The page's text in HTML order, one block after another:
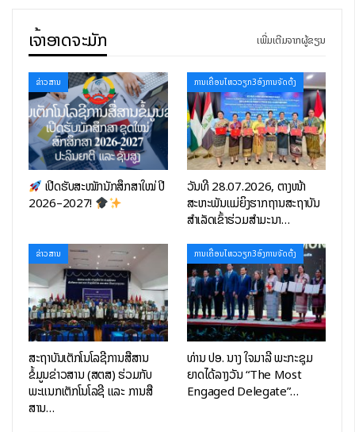
ແລະ ເປັນຂົວຕໍ່ທີ່ສຳຄັນໃນການຖ່າຍທອດຄວາມຮູ້, ບົ່ມສ້າງ ແລະ
ພັດທະນາຊັບພະຍາກອນມະນຸດ ໃຫ້ມີທັກສະແຫ່ງສະຕະວັດທີ 21 ໂດຍ
ສະເພາະແມ່ນທັກສະດ້ານເຕັກໂນໂລຊີ ແລະ ນະວັດຕະກຳໃໝ່ໆ. ສິ່ງເຫຼົ່ານີ້ຈະ
ເປັນພື້ນຖານອັນໜັກແໜ້ນໃນການຂັບເຄື່ອນ ວິໄສທັດການສ້າງ ສປປ
ລາວ ໃຫ້ກ້າວໄປສູ່ການເປັນ ລັດຖະບານດິຈິຕອນ (Digital
Government), ເສດຖະກິດດິຈິຕອນ (Digital Economy) ແລະ
ສັງຄົມດິຈິຕອນ (Digital Society) ຢ່າງເຕັມຮູບແບບໃນອານາຄົດ.
ການປະເມີນ ແລະ ມອບຕຳແໜ່ງວິຊາການຄູໃນຄັ້ງນີ້ ຈຶ່ງຖືເປັນການຊຸກຍູ້,
ສົ່ງເສີມ ແລະ ພັດທະນາຍົກລະດັບຂີດຄວາມສາມາດຂອງຄູ-ອາຈານ ທັງ
ດ້ານຄຸນສົມບັດສິນທຳປະຕິວັດ, ດ້ານການສິດສອນ ແລະ ດ້ານວິຊາການ
ການສ້າງ-ປ້ອນບຸກຄະລາກອນທີ່ມີຄຸນນະພາບສູງ ເຂົ້າຮ່ວມໃນພາລະກິດ
ການຫັນເປັນດິຈິຕອນຂອງຊາດ ຢ່າງມີປະສິດທິພາບ ແລະ ປະສິດທິຜົນ
ສູງສຸດ.
ເຈົ້າອາດຈະມັກ ເພີ່ມເຕີມຈາກຜູ້ຂຽນ
ຂ່າວສານ
ເປີດຮັບສະໝັກນັກສຶກສາໃໝ່ ປີ
2026–2027!
ການເຄື່ອນໄຫວວຽກ3ອົງການຈັດຕັ້ງ
ວັນທີ 28.07.2026, ຕາງໜ້າ
ສະຫະພັນແມ່ຍິງຮາກຖານສະຖາບັນ
ສຳເລັດເຂົ້າຮ່ວມສຳມະນາ…
ຂ່າວສານ
ສະຖາບັນເຕັກໂນໂລຊີການສື່ສານ
ຂໍ້ມູນຂ່າວສານ (ສຕສ) ຮ່ວມກັບ
ພະແນກເຕັກໂນໂລຊີ ແລະ ການສື່
ສານ…
ການເຄື່ອນໄຫວວຽກ3ອົງການຈັດຕັ້ງ
ທ່ານ ປອ. ນາງ ໃຈມາລີ ພະກະຊຸມ
ຍາດໄດ້ລາງວັນ “The Most
Engaged Delegate”…